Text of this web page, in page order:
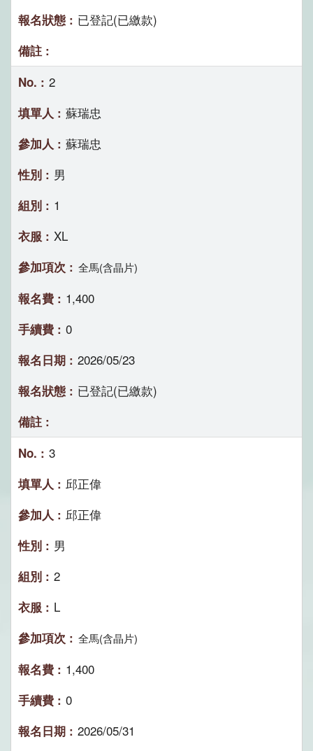
已登記(已繳款)
2
蘇瑞忠
蘇瑞忠
男
1
XL
全馬(含晶片)
1,400
0
2026/05/23
已登記(已繳款)
3
邱正偉
邱正偉
男
2
L
全馬(含晶片)
1,400
0
2026/05/31